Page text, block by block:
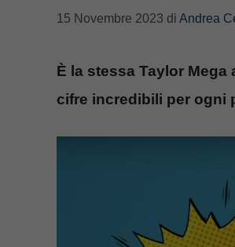
15 Novembre 2023 di Andrea
È la stessa Taylor
cifre incredibili per ogni